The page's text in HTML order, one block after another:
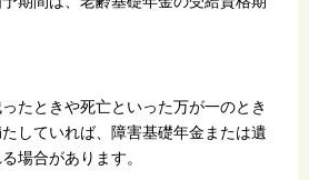
たときや死亡といった万が一のとき
していれば、障害基礎年金または遺
場合があります。